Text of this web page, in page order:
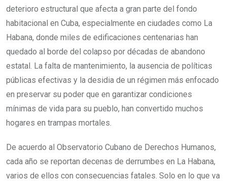
deterioro estructural que afecta a gran parte del fondo
habitacional en Cuba, especialmente en ciudades como La
Habana, donde miles de edificaciones centenarias han
quedado al borde del colapso por décadas de abandono
estatal. La falta de mantenimiento, la ausencia de políticas
públicas efectivas y la desidia de un régimen más enfocado
en preservar su poder que en garantizar condiciones
mínimas de vida para su pueblo, han convertido muchos
hogares en trampas mortales.
De acuerdo al Observatorio Cubano de Derechos Humanos,
cada año se reportan decenas de derrumbes en La Habana,
varios de ellos con consecuencias fatales. Solo en lo que va